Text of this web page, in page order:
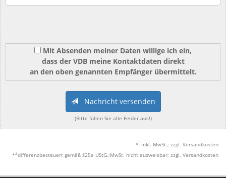
Mit Absenden meiner Daten willige ich ein,
dass der VDB meine Kontaktdaten direkt
an den oben genannten Empfänger übermittelt.
Nachricht versenden
(Bitte füllen Sie alle Felder aus!)
* 1 inkl. MwSt.; zzgl. Versandkosten
*2differenzbesteuert gemäß §25a UStG.;MwSt. nicht ausweisbar; zzgl. Versandkosten